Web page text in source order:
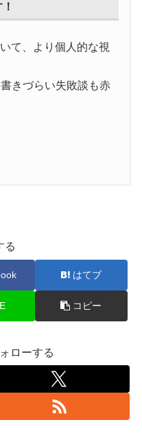
て、より個人的な視
きづらい失敗談も赤
る
はてブ
コピー
ローする